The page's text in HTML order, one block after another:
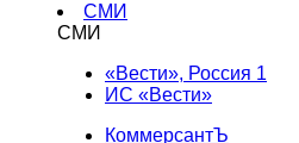
СМИ
СМИ
«Вести», Россия 1
ИС «Вести»
КоммерсантЪ